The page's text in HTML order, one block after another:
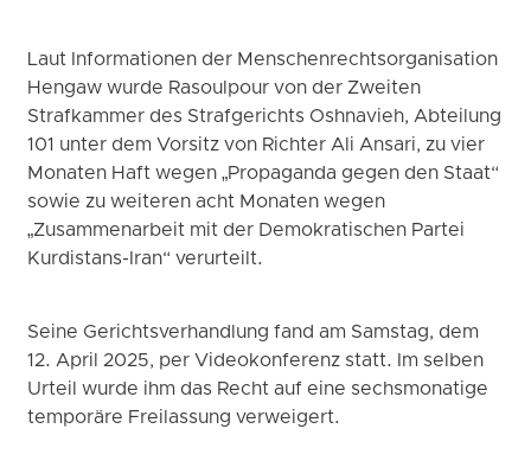
Laut Informationen der Menschenrechtsorganisation
Hengaw wurde Rasoulpour von der Zweiten
Strafkammer des Strafgerichts Oshnavieh, Abteilung
101 unter dem Vorsitz von Richter Ali Ansari, zu vier
Monaten Haft wegen „Propaganda gegen den Staat“
sowie zu weiteren acht Monaten wegen
„Zusammenarbeit mit der Demokratischen Partei
Kurdistans-Iran“ verurteilt.
Seine Gerichtsverhandlung fand am Samstag, dem
12. April 2025, per Videokonferenz statt. Im selben
Urteil wurde ihm das Recht auf eine sechsmonatige
temporäre Freilassung verweigert.